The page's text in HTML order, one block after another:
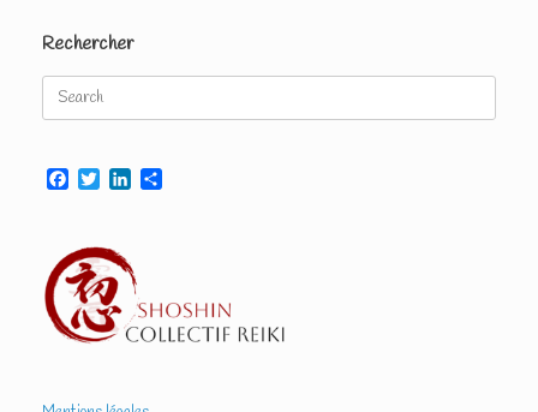
Rechercher
Search
for:
FacebookTwitterLinkedIn